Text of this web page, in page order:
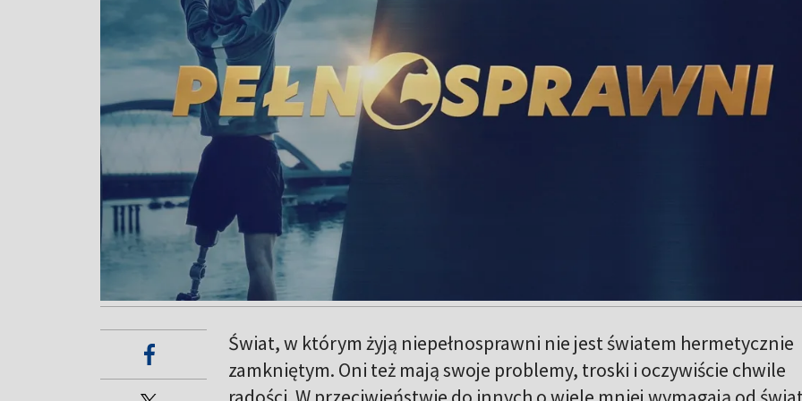
Świat, w którym żyją niepełnosprawni nie jest światem hermetycznie
zamkniętym. Oni też mają swoje problemy, troski i oczywiście chwile